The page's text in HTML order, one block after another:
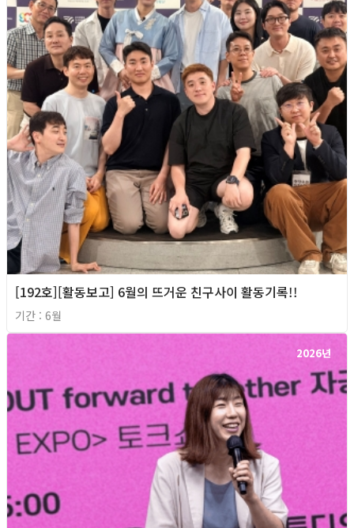
[192호][활동보고] 6월의 뜨거운 친구사이 활동기록!!
기간 : 6월
2026년